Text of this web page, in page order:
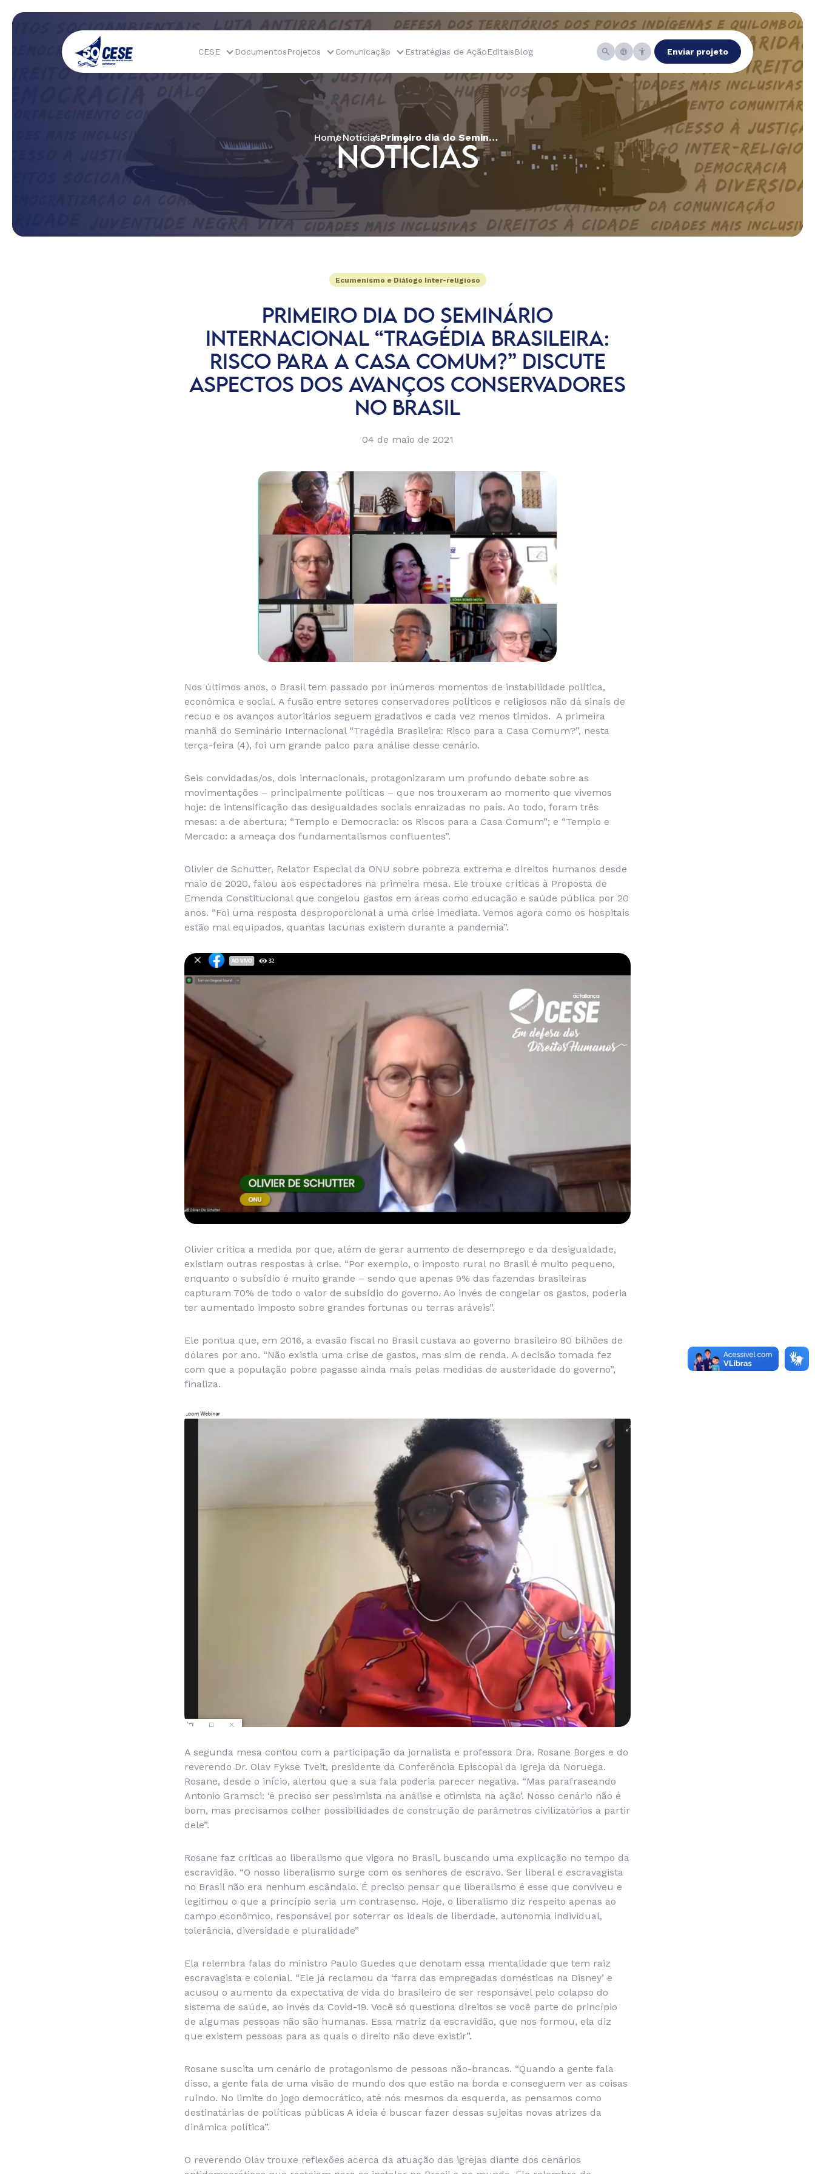
CESE DocumentosProjetos Comunicação Estratégias de AçãoEditaisBlog Enviar projeto
HomeNotícias Primeiro dia do Seminário Internacional “Tragédia Brasileira: Risco para a Casa Comum?” discute aspectos dos avanços conservadores no Brasil
NOTÍCIAS
Ecumenismo e Diálogo Inter-religioso
PRIMEIRO DIA DO SEMINÁRIO
INTERNACIONAL “TRAGÉDIA BRASILEIRA:
RISCO PARA A CASA COMUM?” DISCUTE
ASPECTOS DOS AVANÇOS CONSERVADORES
NO BRASIL
04 de maio de 2021
Nos últimos anos, o Brasil tem passado por inúmeros momentos de instabilidade política,
econômica e social. A fusão entre setores conservadores políticos e religiosos não dá sinais de
recuo e os avanços autoritários seguem gradativos e cada vez menos tímidos. A primeira
manhã do Seminário Internacional “Tragédia Brasileira: Risco para a Casa Comum?”, nesta
terça-feira (4), foi um grande palco para análise desse cenário.
Seis convidadas/os, dois internacionais, protagonizaram um profundo debate sobre as
movimentações – principalmente políticas – que nos trouxeram ao momento que vivemos
hoje: de intensificação das desigualdades sociais enraizadas no país. Ao todo, foram três
mesas: a de abertura; “Templo e Democracia: os Riscos para a Casa Comum”; e “Templo e
Mercado: a ameaça dos fundamentalismos confluentes”.
Olivier de Schutter, Relator Especial da ONU sobre pobreza extrema e direitos humanos desde
maio de 2020, falou aos espectadores na primeira mesa. Ele trouxe críticas à Proposta de
Emenda Constitucional que congelou gastos em áreas como educação e saúde pública por 20
anos. “Foi uma resposta desproporcional a uma crise imediata. Vemos agora como os hospitais
estão mal equipados, quantas lacunas existem durante a pandemia”.
Olivier critica a medida por que, além de gerar aumento de desemprego e da desigualdade,
existiam outras respostas à crise. “Por exemplo, o imposto rural no Brasil é muito pequeno,
enquanto o subsídio é muito grande – sendo que apenas 9% das fazendas brasileiras
capturam 70% de todo o valor de subsídio do governo. Ao invés de congelar os gastos, poderia
ter aumentado imposto sobre grandes fortunas ou terras aráveis”.
Ele pontua que, em 2016, a evasão fiscal no Brasil custava ao governo brasileiro 80 bilhões de
dólares por ano. “Não existia uma crise de gastos, mas sim de renda. A decisão tomada fez
com que a população pobre pagasse ainda mais pelas medidas de austeridade do governo”,
finaliza.
A segunda mesa contou com a participação da jornalista e professora Dra. Rosane Borges e do
reverendo Dr. Olav Fykse Tveit, presidente da Conferência Episcopal da Igreja da Noruega.
Rosane, desde o início, alertou que a sua fala poderia parecer negativa. “Mas parafraseando
Antonio Gramsci: ‘é preciso ser pessimista na análise e otimista na ação’. Nosso cenário não é
bom, mas precisamos colher possibilidades de construção de parâmetros civilizatórios a partir
dele”.
Rosane faz críticas ao liberalismo que vigora no Brasil, buscando uma explicação no tempo da
escravidão. “O nosso liberalismo surge com os senhores de escravo. Ser liberal e escravagista
no Brasil não era nenhum escândalo. É preciso pensar que liberalismo é esse que conviveu e
legitimou o que a princípio seria um contrasenso. Hoje, o liberalismo diz respeito apenas ao
campo econômico, responsável por soterrar os ideais de liberdade, autonomia individual,
tolerância, diversidade e pluralidade”
Ela relembra falas do ministro Paulo Guedes que denotam essa mentalidade que tem raiz
escravagista e colonial. “Ele já reclamou da ‘farra das empregadas domésticas na Disney’ e
acusou o aumento da expectativa de vida do brasileiro de ser responsável pelo colapso do
sistema de saúde, ao invés da Covid-19. Você só questiona direitos se você parte do princípio
de algumas pessoas não são humanas. Essa matriz da escravidão, que nos formou, ela diz
que existem pessoas para as quais o direito não deve existir”.
Rosane suscita um cenário de protagonismo de pessoas não-brancas. “Quando a gente fala
disso, a gente fala de uma visão de mundo dos que estão na borda e conseguem ver as coisas
ruindo. No limite do jogo democrático, até nós mesmos da esquerda, as pensamos como
destinatárias de políticas públicas A ideia é buscar fazer dessas sujeitas novas atrizes da
dinâmica política”.
O reverendo Olav trouxe reflexões acerca da atuação das igrejas diante dos cenários